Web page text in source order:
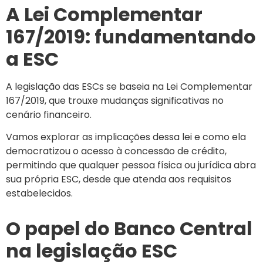
A Lei Complementar
167/2019: fundamentando
a ESC
A legislação das ESCs se baseia na Lei Complementar
167/2019, que trouxe mudanças significativas no
cenário financeiro.
Vamos explorar as implicações dessa lei e como ela
democratizou o acesso à concessão de crédito,
permitindo que qualquer pessoa física ou jurídica abra
sua própria ESC, desde que atenda aos requisitos
estabelecidos.
O papel do Banco Central
na legislação ESC